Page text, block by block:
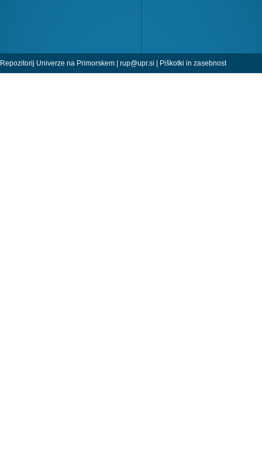
Repozitorij Univerze na Primorskem | rup@upr.si | Piškotki in zasebnost